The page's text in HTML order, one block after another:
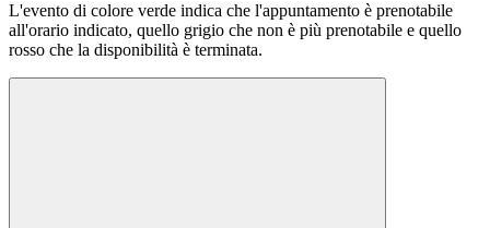
L'evento di colore verde indica che l'appuntamento è prenotabile
all'orario indicato, quello grigio che non è più prenotabile e quello
rosso che la disponibilità è terminata.